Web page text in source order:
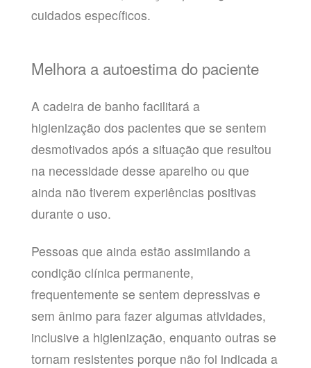
cuidados específicos.
Melhora a autoestima do paciente
A cadeira de banho facilitará a
higienização dos pacientes que se sentem
desmotivados após a situação que resultou
na necessidade desse aparelho ou que
ainda não tiverem experiências positivas
durante o uso.
Pessoas que ainda estão assimilando a
condição clínica permanente,
frequentemente se sentem depressivas e
sem ânimo para fazer algumas atividades,
inclusive a higienização, enquanto outras se
tornam resistentes porque não foi indicada a